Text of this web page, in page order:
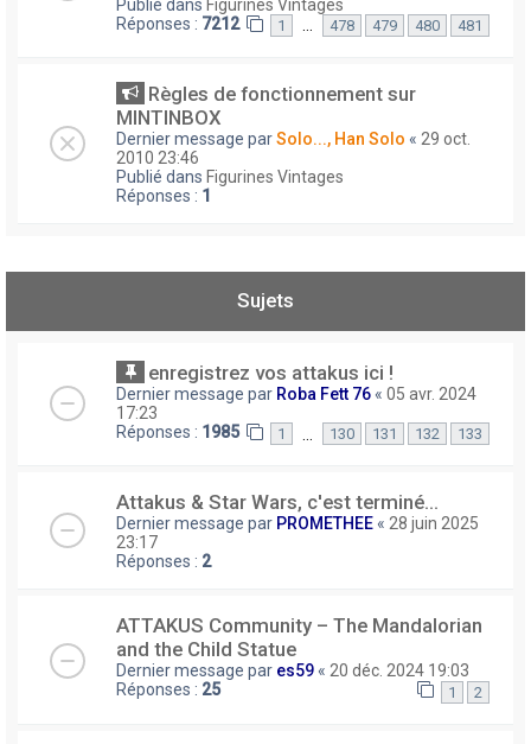
Publié dans Figurines Vintages
Réponses : 7212 1 … 478 479 480 481
Règles de fonctionnement sur
MINTINBOX
Dernier message parSolo..., Han Solo « 29 oct.
2010 23:46
Publié dans Figurines Vintages
Réponses : 1
Sujets
enregistrez vos attakus ici !
Dernier message par Roba Fett 76 « 05 avr. 2024
17:23
Réponses : 1985 1 130 131 132 133
Attakus & Star Wars, c'est terminé...
Dernier message par PROMETHEE « 28 juin 2025
23:17
Réponses : 2
ATTAKUS Community – The Mandalorian
and the Child Statue
Dernier message par es59 « 20 déc. 2024 19:03
Réponses : 25 1 2